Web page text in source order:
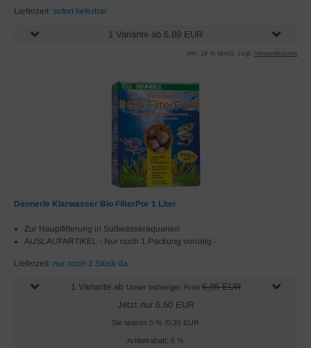
Lieferzeit: sofort lieferbar
1 Variante ab 6,89 EUR
inkl. 19 % MwSt. zzgl. Versandkosten
Dennerle Klarwasser Bio FilterPor 1 Liter
Zur Hauptfilterung in Süßwasseraquarien
AUSLAUFARTIKEL - Nur noch 1 Packung vorrätig -
Lieferzeit: nur noch 2 Stück da
1 Variante ab Unser bisheriger Preis6,95 EUR
Jetzt nur 6,60 EUR
Sie sparen 5 % /0,35 EUR
Artikelrabatt: 5 %